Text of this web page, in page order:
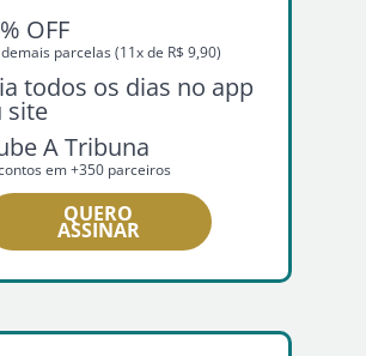
OFF
parcelas (11x de R$ 9,90)
todos os dias no app
site
A Tribuna
em +350 parceiros
QUERO
ASSINAR